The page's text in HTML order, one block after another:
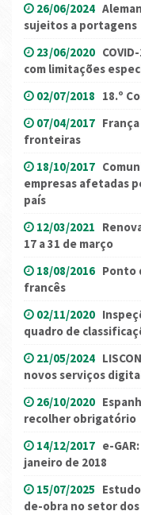
26/06/2024
sujeitos a portagens
23/06/2020
com limitações
02/07/2018 18.º
07/04/2017
fronteiras
18/10/2017
empresas afetadas
país
12/03/2021
17 a 31 de março
18/08/2016 Ponto
francês
02/11/2020
quadro de
21/05/2024
novos serviços
26/10/2020
recolher obrigatório
14/12/2017 e-
janeiro de 2018
15/07/2025
de-obra no setor